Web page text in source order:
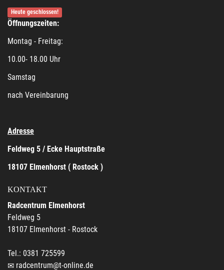
Heute geschlossen!
Öffnungszeiten:
Montag - Freitag:
10.00- 18.00 Uhr
Samstag
nach Vereinbarung
Adresse
Feldweg 5 / Ecke Hauptstraße
18107 Elmenhorst ( Rostock )
KONTAKT
Radcentrum Elmenhorst
Feldweg 5
18107 Elmenhorst - Rostock
Tel.: 0381 725599
radcentrum@t-online.de